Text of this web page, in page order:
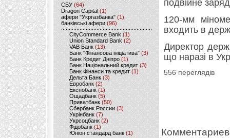
CБУ (64)
Dragon Capital (1)
афери "Укргазбанка" (1)
банківські афери (96)
CityCommerce Bank (1)
Union Standard Bank (2)
VAB Банк (13)
Банк "Фінансова ініціатива" (3)
Банк Кредит Дніпро (1)
Банк Національний кредит (3)
Банк Фінанси та кредит (1)
Дельта Банк (3)
Евробанк(2)
Експобанк (1)
Ощадбанк(5)
Приватбанк (50)
Сбербанк России (3)
Укрінбанк(7)
Укрсоцбанк (2)
Фідобанк (1)
Юніон стандард банк(1)
подвійне
120-мм
входить в
Директор
що наразі в
556 переглядів